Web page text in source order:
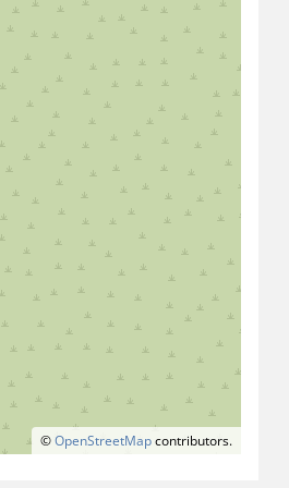
©OpenStreetMapcontributors.